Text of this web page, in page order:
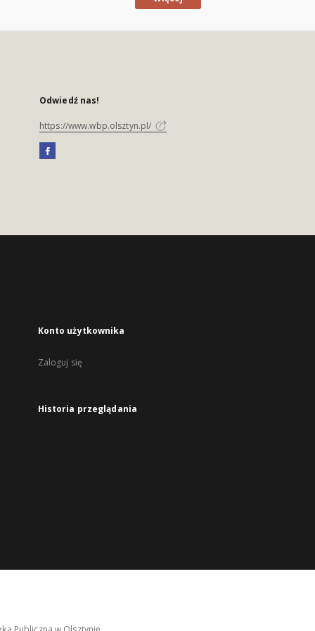
Odwiedź nas!
https://www.wbp.olsztyn.pl/
Konto użytkownika
Zaloguj się
Historia przeglądania